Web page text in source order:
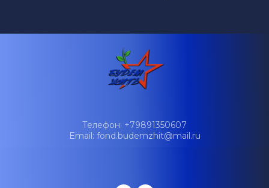
Телефон: +79891350607
Email: fond.budemzhit@mail.ru